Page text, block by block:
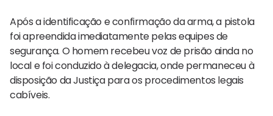
Após a identificação e confirmação da arma, a pistola
foi apreendida imediatamente pelas equipes de
segurança. O homem recebeu voz de prisão ainda no
local e foi conduzido à delegacia, onde permaneceu à
disposição da Justiça para os procedimentos legais
cabíveis.